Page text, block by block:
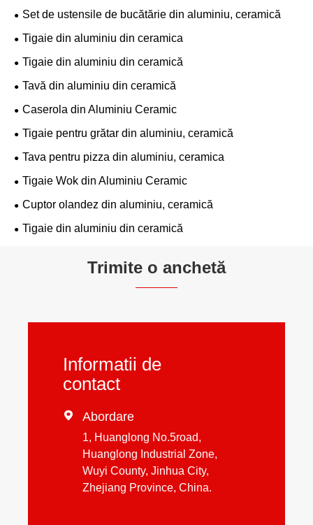
Set de ustensile de bucătărie din aluminiu, ceramică
Tigaie din aluminiu din ceramica
Tigaie din aluminiu din ceramică
Tavă din aluminiu din ceramică
Caserola din Aluminiu Ceramic
Tigaie pentru grătar din aluminiu, ceramică
Tava pentru pizza din aluminiu, ceramica
Tigaie Wok din Aluminiu Ceramic
Cuptor olandez din aluminiu, ceramică
Tigaie din aluminiu din ceramică
Trimite o anchetă
Informatii de
contact
 Abordare
1, Huanglong No.5road,
Huanglong Industrial Zone,
Wuyi County, Jinhua City,
Zhejiang Province, China.